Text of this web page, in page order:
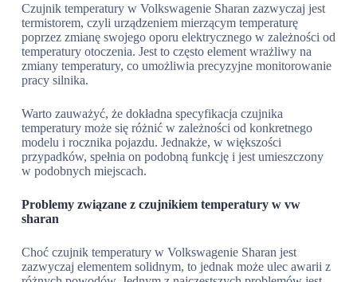
Czujnik temperatury w Volkswagenie Sharan zazwyczaj jest
termistorem, czyli urządzeniem mierzącym temperaturę
poprzez zmianę swojego oporu elektrycznego w zależności od
temperatury otoczenia. Jest to często element wrażliwy na
zmiany temperatury, co umożliwia precyzyjne monitorowanie
pracy silnika.
Warto zauważyć, że dokładna specyfikacja czujnika
temperatury może się różnić w zależności od konkretnego
modelu i rocznika pojazdu. Jednakże, w większości
przypadków, spełnia on podobną funkcję i jest umieszczony
w podobnych miejscach.
Problemy związane z czujnikiem temperatury w vw
sharan
Choć czujnik temperatury w Volkswagenie Sharan jest
zazwyczaj elementem solidnym, to jednak może ulec awarii z